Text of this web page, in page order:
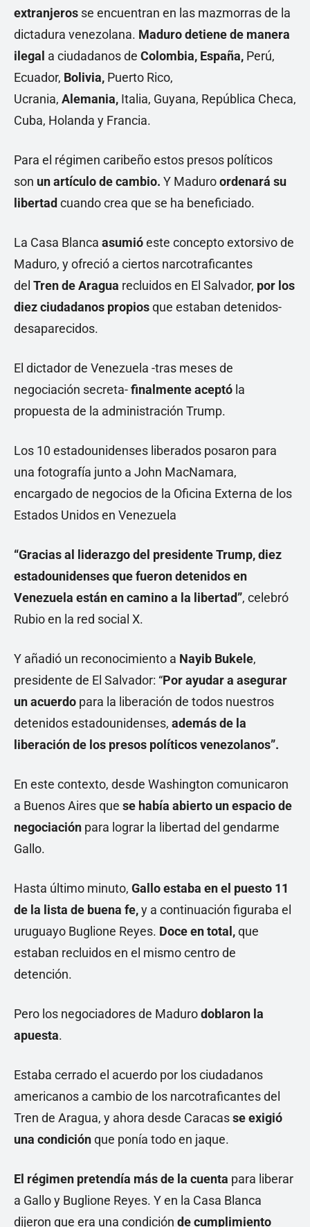
extranjeros se encuentran en las mazmorras de la
dictadura venezolana. Maduro detiene de manera
ilegal a ciudadanos de Colombia, España, Perú,
Ecuador, Bolivia, Puerto Rico,
Ucrania, Alemania, Italia, Guyana, República Checa,
Cuba, Holanda y Francia.
Para el régimen caribeño estos presos políticos
son un artículo de cambio. Y Maduroordenará su
libertadcuando crea que se ha beneficiado.
La Casa Blanca asumióeste concepto extorsivo de
Maduro, y ofreció a ciertos narcotraficantes
del Tren de Aragua recluidos en El Salvador, por los
diez ciudadanos propiosque estaban detenidos-
desaparecidos.
El dictador de Venezuela -tras meses de
negociación secreta-finalmente aceptó la
propuesta de la administración Trump.
Los 10 estadounidenses liberados posaron para
una fotografía junto a John MacNamara,
encargado de negocios de la Oficina Externa de los
Estados Unidos en Venezuela
“Gracias al liderazgo del presidente Trump, diez
estadounidenses que fueron detenidos en
Venezuela están en camino a la libertad”, celebró
Rubio en la red social X.
Y añadió un reconocimiento a Nayib Bukele,
presidente de El Salvador: “Por ayudar a asegurar
un acuerdo para la liberación de todos nuestros
detenidos estadounidenses, además de la
liberación de los presos políticos venezolanos”.
En este contexto, desde Washington comunicaron
a Buenos Aires que se había abierto un espacio de
negociación para lograr la libertad del gendarme
Gallo.
Hasta último minuto, Gallo estaba en el puesto 11
de la lista de buena fe,y a continuación figuraba el
uruguayo Buglione Reyes. Doce en total,que
estaban recluidos en el mismo centro de
detención.
Pero los negociadores de Madurodoblaron la
apuesta.
Estaba cerrado el acuerdo por los ciudadanos
americanos a cambio de los narcotraficantes del
Tren de Aragua, y ahora desde Caracasse exigió
una condiciónque ponía todo en jaque.
El régimen pretendía más de la cuenta para liberar
a Gallo y Buglione Reyes. Y en la Casa Blanca
dijeron que era una condición de cumplimiento